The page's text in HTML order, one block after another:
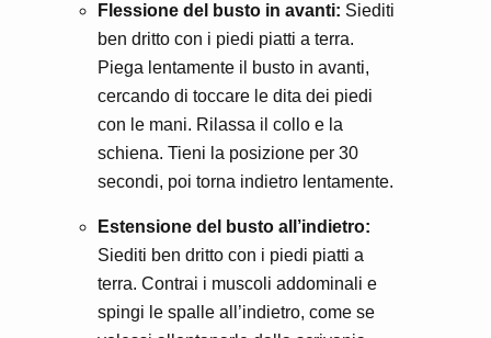
Flessione del busto in avanti: Siediti
ben dritto con i piedi piatti a terra.
Piega lentamente il busto in avanti,
cercando di toccare le dita dei piedi
con le mani. Rilassa il collo e la
schiena. Tieni la posizione per 30
secondi, poi torna indietro lentamente.
Estensione del busto all’indietro:
Siediti ben dritto con i piedi piatti a
terra. Contrai i muscoli addominali e
spingi le spalle all’indietro, come se